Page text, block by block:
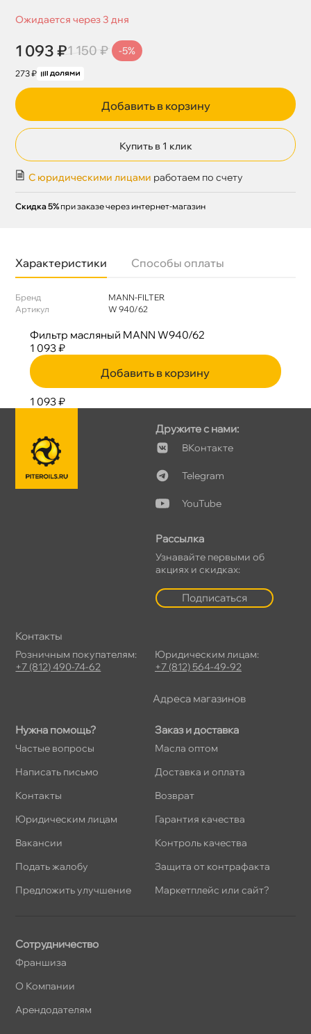
Ожидается через 3 дня
1 093 ₽1 150 ₽ -5%
273 ₽
Добавить в корзину
Купить в 1 клик
С юридическими лицами работаем по счету
Скидка 5% при заказе через интернет-магазин
Характеристики Способы оплаты
Бренд
MANN-FILTER
Артикул
W 940/62
Фильтр масляный MANN W940/62
1 093 ₽
Добавить в корзину
1 093 ₽
Нужна помощь?
Частые вопросы
Написать письмо
Контакты
Юридическим лицам
акансии
Подать жалобу
Предложить улучшение
Заказ и доставка
Масла оптом
Доставка и оплата
озврат
Гарантия качества
Контроль качества
Защита от контрафакта
Маркетплейс или сайт?
Дружите с нами:
Контакте
Telegram
YouTube
Рассылка
Узнавайте первыми о
акциях и скидках:
Подписаться
Сотрудничество
Франшиза
О Компании
Арендодателям
Контакты
Розничным покупателям:
+7 (812) 490-74-62
Юридическим лицам:
+7 (812) 564-49-92
Адреса магазино